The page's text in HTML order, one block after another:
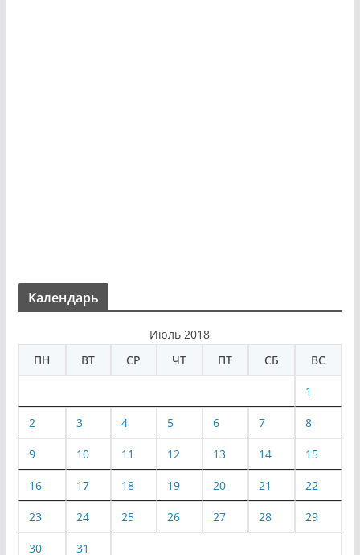
Календарь
Июль 2018
ПН
ВТ СР ЧТ ПТ СБ ВС
1
2 3 4 5 6 7 8
9 10 11 12 13 14 15
16 17 18 19 20 21 22
23 24 25 26 27 28 29
30 31